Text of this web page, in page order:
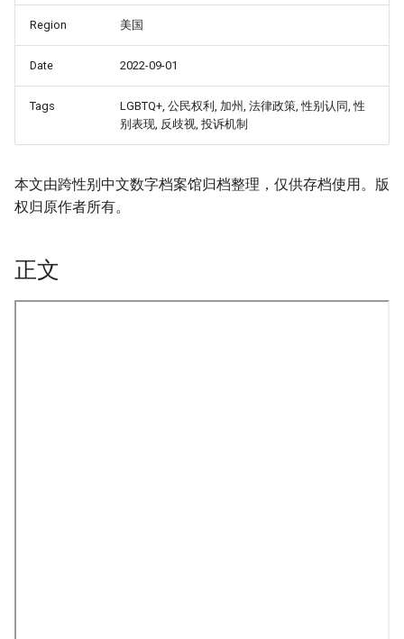
Region 美国
Date 2022-09-01
Tags
LGBTQ+, 公民权利, 加州, 法律政策, 性别认同, 性
别表现, 反歧视, 投诉机制
本文由跨性别中文数字档案馆归档整理，仅供存档使用。版
权归原作者所有。
正文